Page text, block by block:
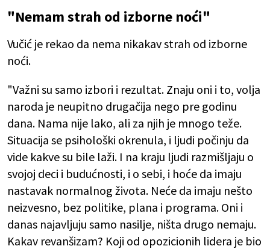
"Nemam strah od izborne noći"
Vučić je rekao da nema nikakav strah od izborne
noći.
"Važni su samo izbori i rezultat. Znaju oni i to, volja
naroda je neupitno drugačija nego pre godinu
dana. Nama nije lako, ali za njih je mnogo teže.
Situacija se psihološki okrenula, i ljudi počinju da
vide kakve su bile laži. I na kraju ljudi razmišljaju o
svojoj deci i budućnosti, i o sebi, i hoće da imaju
nastavak normalnog života. Neće da imaju nešto
neizvesno, bez politike, plana i programa. Oni i
danas najavljuju samo nasilje, ništa drugo nemaju.
Kakav revanšizam? Koji od opozicionih lidera je bio